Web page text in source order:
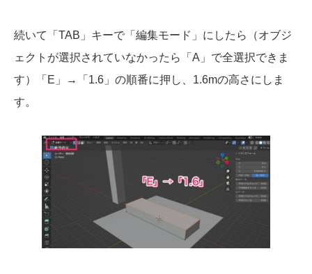
続いて「TAB」キーで「編集モード」にしたら（オブジ
ェクトが選択されていなかったら「A」で全選択できま
す）「E」→「1.6」の順番に押し、1.6mの高さにしま
す。